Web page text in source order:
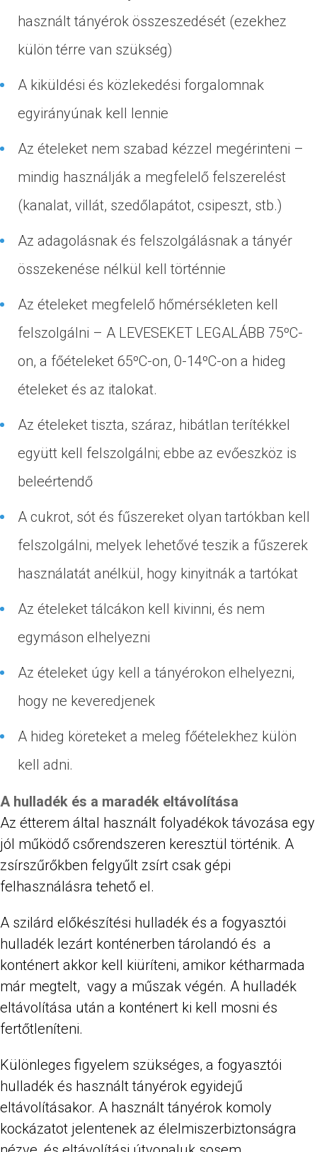
használt tányérok összeszedését (ezekhez
külön térre van szükség)
A kiküldési és közlekedési forgalomnak
egyirányúnak kell lennie
Az ételeket nem szabad kézzel megérinteni –
mindig használják a megfelelő felszerelést
(kanalat, villát, szedőlapátot, csipeszt, stb.)
Az adagolásnak és felszolgálásnak a tányér
összekenése nélkül kell történnie
Az ételeket megfelelő hőmérsékleten kell
felszolgálni – A LEVESEKET LEGALÁBB 75ºC-
on, a főételeket 65ºC-on, 0-14ºC-on a hideg
ételeket és az italokat.
Az ételeket tiszta, száraz, hibátlan terítékkel
együtt kell felszolgálni; ebbe az evőeszköz is
beleértendő
A cukrot, sót és fűszereket olyan tartókban kell
felszolgálni, melyek lehetővé teszik a fűszerek
használatát anélkül, hogy kinyitnák a tartókat
Az ételeket tálcákon kell kivinni, és nem
egymáson elhelyezni
Az ételeket úgy kell a tányérokon elhelyezni,
hogy ne keveredjenek
A hideg köreteket a meleg főételekhez külön
kell adni.
A hulladék és a maradék eltávolítása
Az étterem által használt folyadékok távozása egy
jól működő csőrendszeren keresztül történik. A
zsírszűrőkben felgyűlt zsírt csak gépi
felhasználásra tehető el.
A szilárd előkészítési hulladék és a fogyasztói
hulladék lezárt konténerben tárolandó és a
konténert akkor kell kiüríteni, amikor kétharmada
már megtelt, vagy a műszak végén. A hulladék
eltávolítása után a konténert ki kell mosni és
fertőtleníteni.
Különleges figyelem szükséges, a fogyasztói
hulladék és használt tányérok egyidejű
eltávolításakor. A használt tányérok komoly
kockázatot jelentenek az élelmiszerbiztonságra